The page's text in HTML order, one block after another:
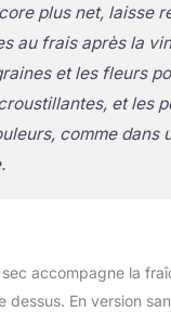
plus net, laisse
au frais après la
et les fleurs
et les
comme dans
accompagne la
dessus. En version